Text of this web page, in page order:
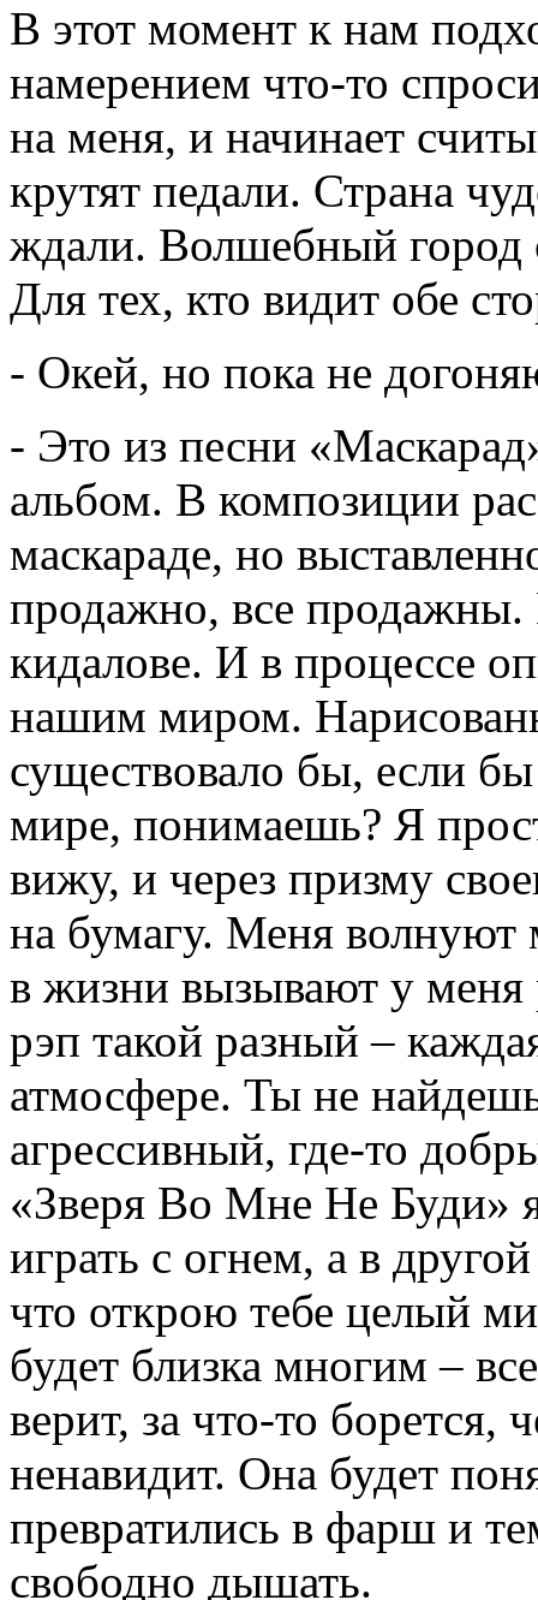
В этот момент к нам
намерением что-то
на меня, и начинает
крутят педали. Страна
ждали. Волшебный город
Для тех, кто видит обе
- Окей, но пока не
- Это из песни
альбом. В композиции
маскараде, но
продажно, все продажны.
кидалове. И в процессе
нашим миром.
существовало бы, если
мире, понимаешь? Я
вижу, и через призму
на бумагу. Меня волнуют
в жизни вызывают у
рэп такой разный –
атмосфере. Ты не
агрессивный, где-то
«Зверя Во Мне Не Буди»
играть с огнем, а в
что открою тебе целый
будет близка многим –
верит, за что-то борется,
ненавидит. Она будет
превратились в фарш и
свободно дышать.